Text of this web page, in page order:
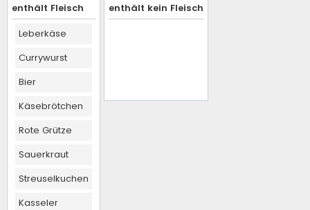
enthält Fleisch
Leberkäse
Currywurst
Bier
Käsebrötchen
Rote Grütze
Sauerkraut
Streuselkuchen
Kasseler
enthält kein Fleisch